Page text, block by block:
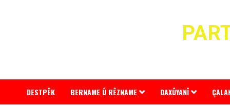
DESTPÊK BERNAME Û RÊZNAME DAXÛYANÎ